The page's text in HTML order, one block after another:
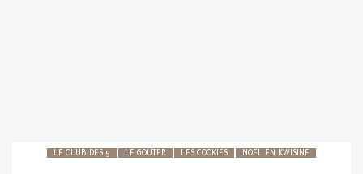
LE CLUB DES 5 LE GOÛTER LES COOKIES NOËL EN KWISINE